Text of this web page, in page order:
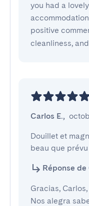
you had a
positive
cleanliness,
Carlos E.,
Douillet et
beau que prévu
Réponse
Gracias,
Nos alegra